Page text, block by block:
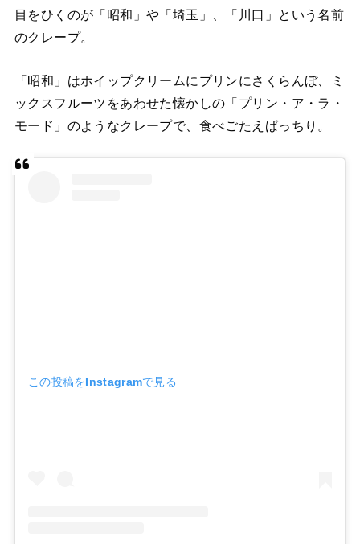
目をひくのが「昭和」や「埼玉」、「川口」という名前
のクレープ。
「昭和」はホイップクリームにプリンにさくらんぼ、ミ
ックスフルーツをあわせた懐かしの「プリン・ア・ラ・
モード」のようなクレープで、食べごたえばっちり。
この投稿をInstagramで見る